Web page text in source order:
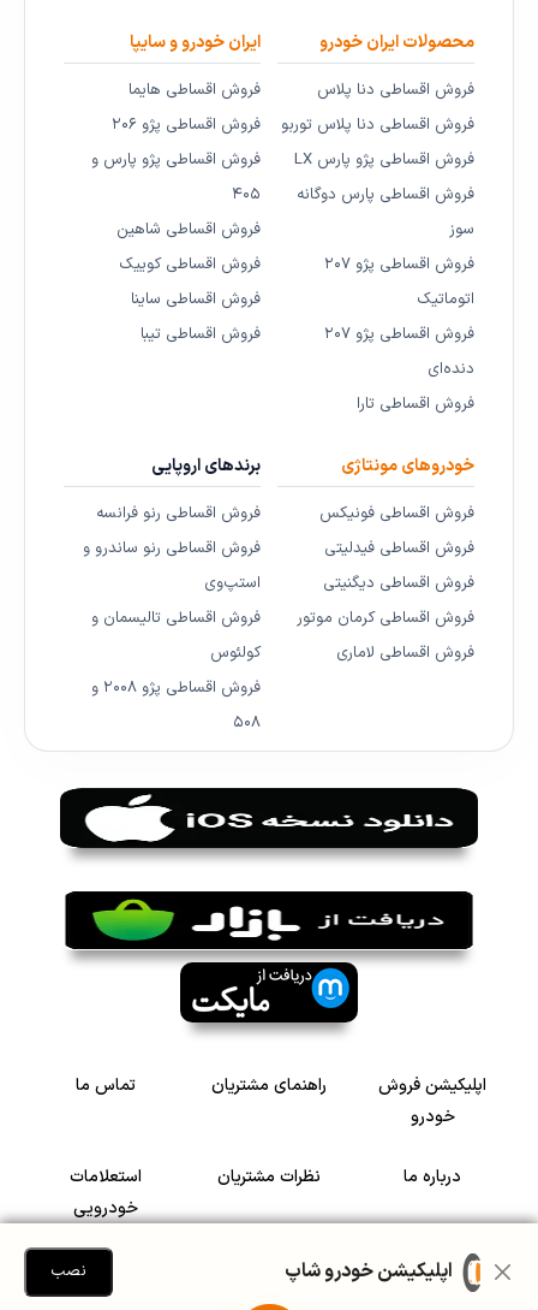
محصولات ایران خودرو
فروش اقساطی دنا پلاس
فروش اقساطی دنا پلاس توربو
فروش اقساطی پژو پارس LX
فروش اقساطی پارس دوگانه
سوز
فروش اقساطی پژو ۲۰۷
اتوماتیک
فروش اقساطی پژو ۲۰۷
دنده‌ای
فروش اقساطی تارا
ایران خودرو و سایپا
فروش اقساطی هایما
فروش اقساطی پژو ۲۰۶
فروش اقساطی پژو پارس و
۴۰۵
فروش اقساطی شاهین
فروش اقساطی کوییک
فروش اقساطی ساینا
فروش اقساطی تیبا
خودروهای مونتاژی
فروش اقساطی فونیکس
فروش اقساطی فیدلیتی
فروش اقساطی دیگنیتی
فروش اقساطی کرمان موتور
فروش اقساطی لاماری
برندهای اروپایی
فروش اقساطی رنو فرانسه
فروش اقساطی رنو ساندرو و
استپ‌وی
فروش اقساطی تالیسمان و
کولئوس
فروش اقساطی پژو ۲۰۰۸ و
۵۰۸
اپلیکیشن فروش
خودرو
راهنمای مشتریان تماس ما
درباره ما نظرات مشتریان
استعلامات
خودرویی
سرمایه گذاری در
رضایت مشتریاناپلیکیشن خودرو شاپ نصب